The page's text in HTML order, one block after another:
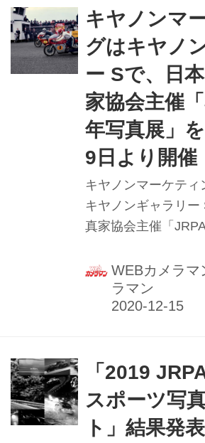
キヤノンマ
グはキヤノ
ー Sで、日
家協会主催
年写真展」
9日より開催
キヤノンマーケティ
キヤノンギャラリー
真家協会主催「
WEBカメラマ
ラマン
「2019
スポーツ写
ト」結果発表